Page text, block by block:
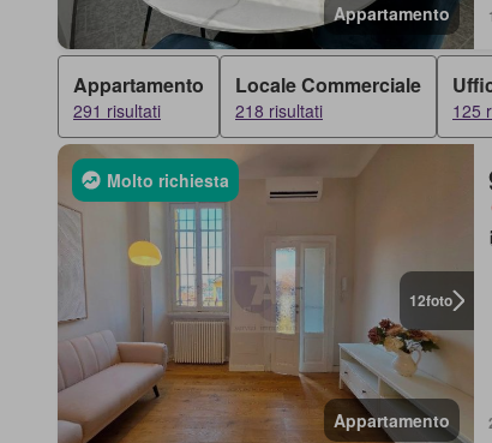
Appartamento
Appartamento
291 risultati
Locale Commerciale
218 risultati 125
12foto
Molto richiesta
Appartamento